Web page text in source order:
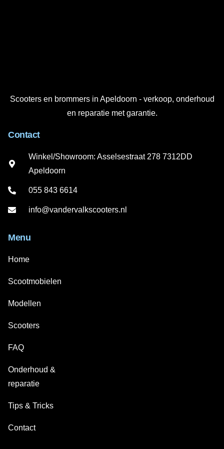
Scooters en brommers in Apeldoorn - verkoop, onderhoud
en reparatie met garantie.
Contact
Winkel/Showroom: Asselsestraat 278 7312DD
Apeldoorn
055 843 6614
info@vandervalkscooters.nl
Menu
Home
Scootmobielen
Modellen
Scooters
FAQ
Onderhoud &
reparatie
Tips & Tricks
Contact